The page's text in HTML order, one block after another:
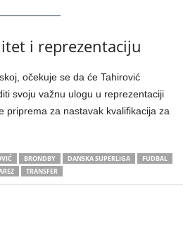
i reprezentaciju
očekuje se da će Tahirović
svoju važnu ulogu u reprezentaciji
priprema za nastavak kvalifikacija za
BRONDBY DANSKA SUPERLIGA
FUDBAL
TRANSFER